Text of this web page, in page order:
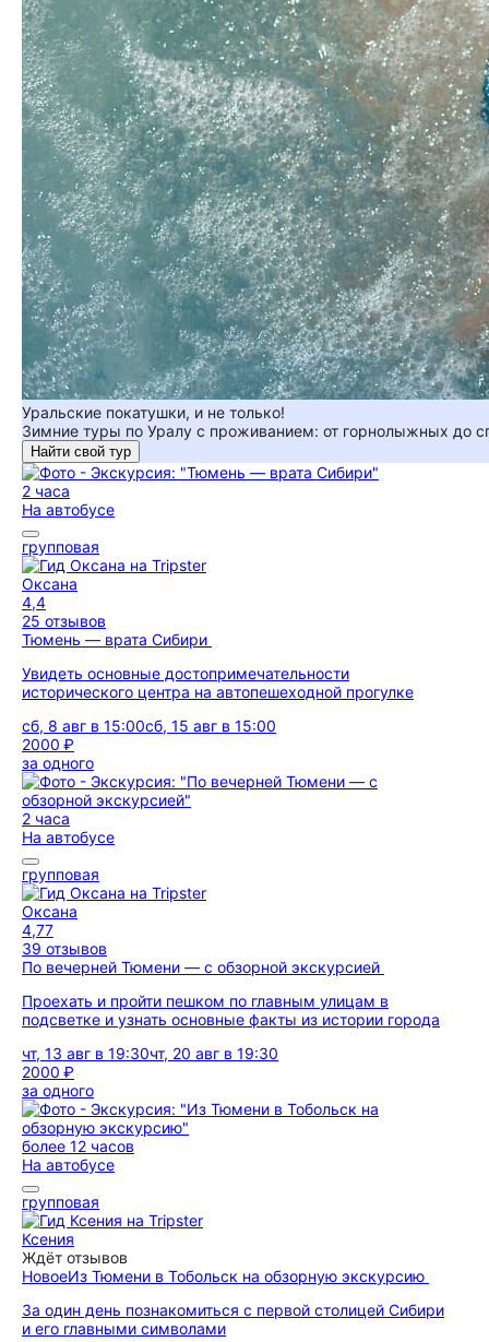
Уральские покатушки, и не только!
Зимние туры по Уралу с проживанием: от горнолыжных до
Найти свой тур
2 часа
На автобусе
групповая
Оксана
4,4
25 отзывов
Тюмень — врата Сибири
Увидеть основные достопримечательности
исторического центра на автопешеходной прогулке
сб, 8 авг в 15:00сб, 15 авг в 15:00
2000 ₽
за одного
2 часа
На автобусе
групповая
Оксана
4,77
39 отзывов
По вечерней Тюмени — с обзорной экскурсией
Проехать и пройти пешком по главным улицам в
подсветке и узнать основные факты из истории города
чт, 13 авг в 19:30чт, 20 авг в 19:30
2000 ₽
за одного
более 12 часов
На автобусе
групповая
Ксения
Ждёт отзывов
НовоеИз Тюмени в Тобольск на обзорную экскурсию
За один день познакомиться с первой столицей Сибири
и его главными символами